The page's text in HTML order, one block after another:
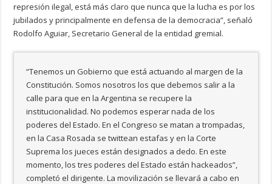
represión ilegal, está más claro que nunca que la lucha es por los
jubilados y principalmente en defensa de la democracia”, señaló
Rodolfo Aguiar, Secretario General de la entidad gremial.
“Tenemos un Gobierno que está actuando al margen de la
Constitución. Somos nosotros los que debemos salir a la
calle para que en la Argentina se recupere la
institucionalidad. No podemos esperar nada de los
poderes del Estado. En el Congreso se matan a trompadas,
en la Casa Rosada se twittean estafas y en la Corte
Suprema los jueces están designados a dedo. En este
momento, los tres poderes del Estado están hackeados”,
completó el dirigente. La movilización se llevará a cabo en